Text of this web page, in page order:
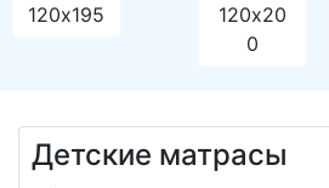
120х195
120х20
0
Детские матрасы